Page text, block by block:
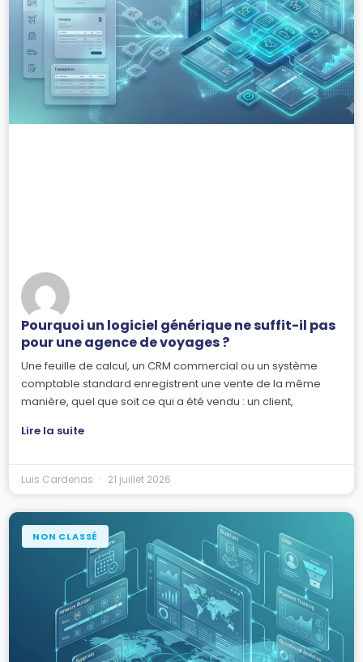
Pourquoi un logiciel générique ne suffit-il pas
pour une agence de voyages ?
Une feuille de calcul, un CRM commercial ou un système
comptable standard enregistrent une vente de la même
manière, quel que soit ce qui a été vendu : un client,
Lire la suite
Luis Cardenas 21 juillet 2026
NON CLASSÉ